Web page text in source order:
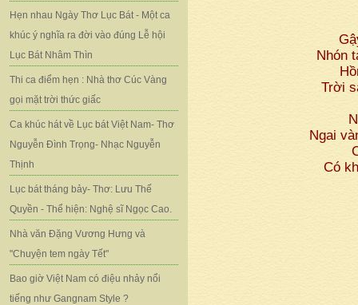
Hẹn nhau Ngày Thơ Lục Bát - Một ca
khúc ý nghĩa ra đời vào đúng Lễ hội
Lục Bát Nhâm Thìn
Thi ca điểm hẹn : Nhà thơ Cúc Vàng
gọi mặt trời thức giấc
Ca khúc hát về Lục bát Việt Nam- Thơ
Nguyễn Đình Trọng- Nhạc Nguyễn
Thịnh
Lục bát tháng bảy- Thơ: Lưu Thế
Quyền - Thể hiện: Nghệ sĩ Ngọc Cao.
Nhà văn Đặng Vương Hưng và
"Chuyện tem ngày Tết"
Bao giờ Việt Nam có điệu nhảy nổi
tiếng như Gangnam Style ?
Nhón
Trời
Ngai
Có